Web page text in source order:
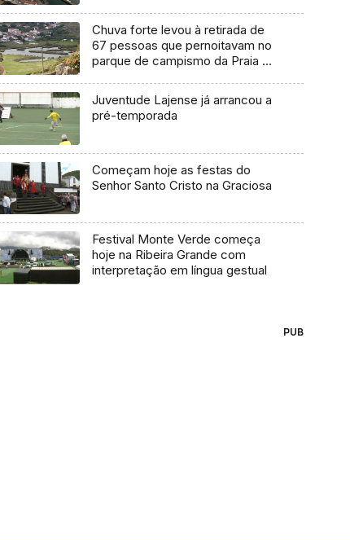
Chuva forte levou à retirada de
67 pessoas que pernoitavam no
parque de campismo da Praia da
Juventude Lajense já arrancou a
pré-temporada
Começam hoje as festas do
Senhor Santo Cristo na Graciosa
Festival Monte Verde começa
hoje na Ribeira Grande com
interpretação em língua gestual
PUB